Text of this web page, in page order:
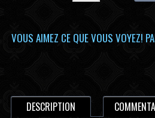
VOUS AIMEZ CE QUE VOUS VOYEZ!
DESCRIPTION